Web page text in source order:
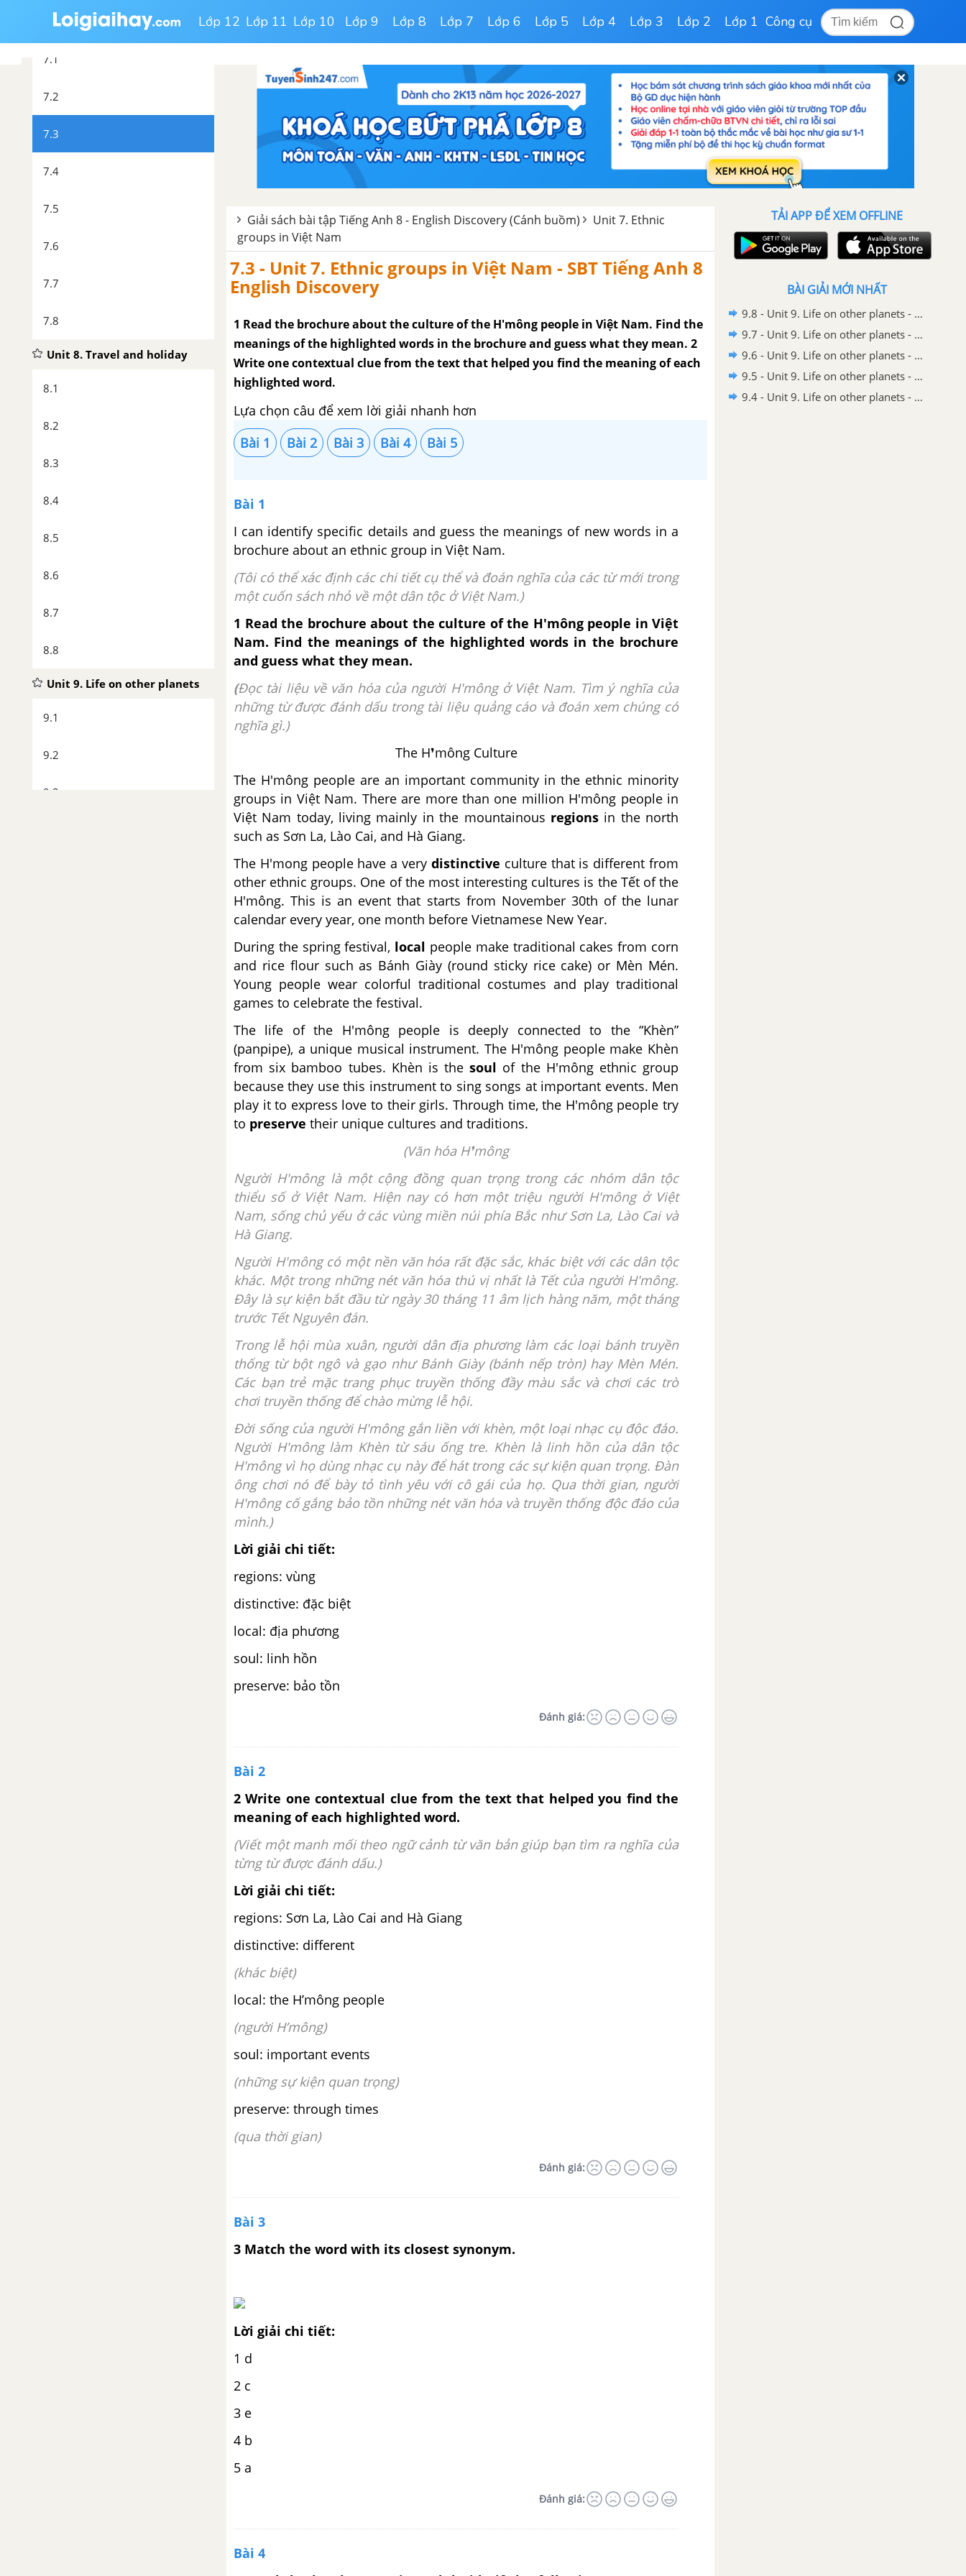
Lớp 12 Lớp 11 Lớp 10 Lớp 9 Lớp 8 Lớp 7 Lớp 6 Lớp 5 Lớp 4 Lớp 3 Lớp 2 Lớp 1 Công cụ
Unit 7. Ethnic groups in Việt
Nam
7.1
7.2
7.3
7.4
7.5
7.6
7.7
7.8
Unit 8. Travel and holiday
8.1
8.2
8.3
8.4
8.5
8.6
8.7
8.8
Unit 9. Life on other planets
9.1
9.2
9.3
Giải sách bài tập Tiếng Anh 8 - English Discovery (Cánh buồm)
Unit 7. Ethnic
groups in Việt Nam
7.3 - Unit 7. Ethnic groups in Việt Nam - SBT Tiếng Anh 8
English Discovery
1 Read the brochure about the culture of the H'mông people in Việt Nam. Find the
meanings of the highlighted words in the brochure and guess what they mean. 2
Write one contextual clue from the text that helped you find the meaning of each
highlighted word.
Lựa chọn câu để xem lời giải nhanh hơn
Bài 1
Bài 2 Bài 3 Bài 4 Bài 5
Bài 1
I can identify specific details and guess the meanings of new words in a
brochure about an ethnic group in Việt Nam.
(Tôi có thể xác định các chi tiết cụ thể và đoán nghĩa của các từ mới trong
một cuốn sách nhỏ về một dân tộc ở Việt Nam.)
1 Read the brochure about the culture of the H'mông people in Việt
Nam. Find the meanings of the highlighted words in the brochure
and guess what they mean.
(Đọc tài liệu về văn hóa của người H'mông ở Việt Nam. Tìm ý nghĩa của
những từ được đánh dấu trong tài liệu quảng cáo và đoán xem chúng có
nghĩa gì.)
The H❜mông Culture
The H'mông people are an important community in the ethnic minority
groups in Việt Nam. There are more than one million H'mông people in
Việt Nam today, living mainly in the mountainous regionsin the north
such as Sơn La, Lào Cai, and Hà Giang.
The H'mong people have a very distinctive culture that is different from
other ethnic groups. One of the most interesting cultures is the Tết of the
H'mông. This is an event that starts from November 30th of the lunar
calendar every year, one month before Vietnamese New Year.
During the spring festival, local people make traditional cakes from corn
and rice flour such as Bánh Giày (round sticky rice cake) or Mèn Mén.
Young people wear colorful traditional costumes and play traditional
games to celebrate the festival.
The life of the H'mông people is deeply connected to the “Khèn”
(panpipe), a unique musical instrument. The H'mông people make Khèn
from six bamboo tubes. Khèn is thesoul of the H'mông ethnic group
because they use this instrument to sing songs at important events. Men
play it to express love to their girls. Through time, the H'mông people try
to preserve their unique cultures and traditions.
(Văn hóa H❜mông
Người H'mông là một cộng đồng quan trọng trong các nhóm dân tộc
thiểu số ở Việt Nam. Hiện nay có hơn một triệu người H'mông ở Việt
Nam, sống chủ yếu ở các vùng miền núi phía Bắc như Sơn La, Lào Cai và
Hà Giang.
Người H'mông có một nền văn hóa rất đặc sắc, khác biệt với các dân tộc
khác. Một trong những nét văn hóa thú vị nhất là Tết của người H'mông.
Đây là sự kiện bắt đầu từ ngày 30 tháng 11 âm lịch hàng năm, một tháng
trước Tết Nguyên đán.
Trong lễ hội mùa xuân, người dân địa phương làm các loại bánh truyền
thống từ bột ngô và gạo như Bánh Giày (bánh nếp tròn) hay Mèn Mén.
Các bạn trẻ mặc trang phục truyền thống đầy màu sắc và chơi các trò
chơi truyền thống để chào mừng lễ hội.
Đời sống của người H'mông gắn liền với khèn, một loại nhạc cụ độc đáo.
Người H'mông làm Khèn từ sáu ống tre. Khèn là linh hồn của dân tộc
H'mông vì họ dùng nhạc cụ này để hát trong các sự kiện quan trọng. Đàn
ông chơi nó để bày tỏ tình yêu với cô gái của họ. Qua thời gian, người
H'mông cố gắng bảo tồn những nét văn hóa và truyền thống độc đáo của
mình.)
Lời giải chi tiết:
regions: vùng
distinctive: đặc biệt
local: địa phương
soul: linh hồn
preserve: bảo tồn
Đánh giá:
Bài 2
2 Write one contextual clue from the text that helped you find the
meaning of each highlighted word.
(Viết một manh mối theo ngữ cảnh từ văn bản giúp bạn tìm ra nghĩa của
từng từ được đánh dấu.)
Lời giải chi tiết:
regions: Sơn La, Lào Cai and Hà Giang
distinctive: different
(khác biệt)
local: the H’mông people
(người H’mông)
soul: important events
(những sự kiện quan trọng)
preserve: through times
(qua thời gian)
Đánh giá:
Bài 3
3 Match the word with its closest synonym.
Lời giải chi tiết:
1 d
2 c
3 e
4 b
5 a
Đánh giá:
Bài 4
TẢI APP ĐỂ XEM OFFLINE
BÀI GIẢI MỚI NHẤT
9.8 - Unit 9. Life on other planets - SBT Tiếng Anh 8 English Discovery
9.7 - Unit 9. Life on other planets - SBT Tiếng Anh 8 English Discovery
9.6 - Unit 9. Life on other planets - SBT Tiếng Anh 8 English Discovery
9.5 - Unit 9. Life on other planets - SBT Tiếng Anh 8 English Discovery
9.4 - Unit 9. Life on other planets - SBT Tiếng Anh 8 English Discovery